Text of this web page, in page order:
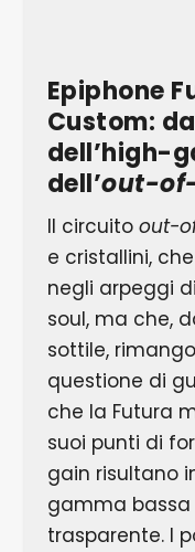
Epiphone
Custom:
dell’high-
dell’out-
Il circuito out-
e cristallini,
negli arpeggi
soul, ma che,
sottile,
questione di
che la Futura
suoi punti di
gain risultano
gamma
trasparente. I